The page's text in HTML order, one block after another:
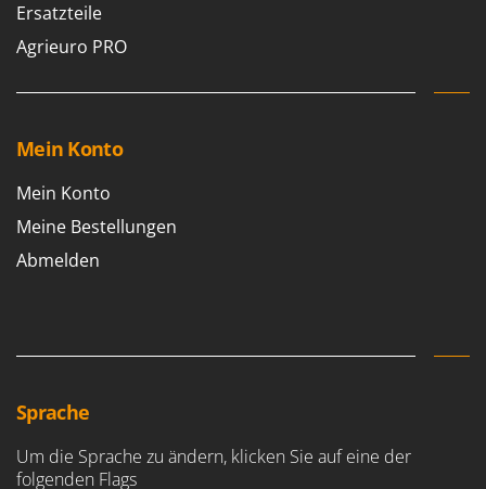
Ersatzteile
Agrieuro PRO
Mein Konto
Mein Konto
Meine Bestellungen
Abmelden
Sprache
Um die Sprache zu ändern, klicken Sie auf eine der
folgenden Flags